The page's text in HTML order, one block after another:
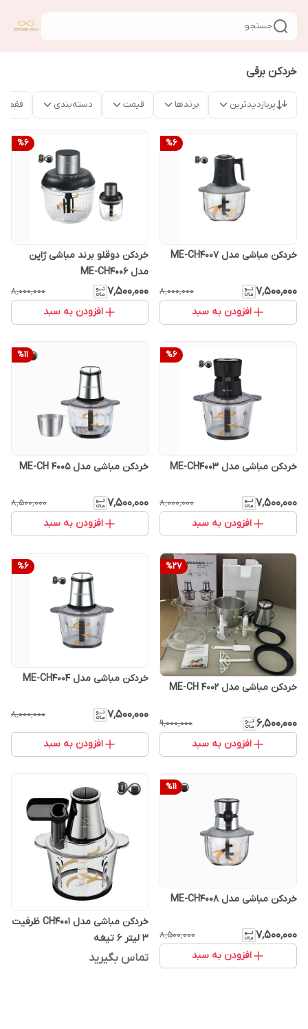
جستجو
خردکن برقی
پربازدیدترین برندها قیمت دسته‌بندی فقط
%6
خردکن مباشی مدل ME-CH4007
۷٬۵۰۰٬۰۰۰ ۸٬۰۰۰٬۰۰۰
افزودن به سبد
%6
خردکن دوقلو برند مباشی ژاپن
مدل ME-CH4006
۷٬۵۰۰٬۰۰۰ ۸٬۰۰۰٬۰۰۰
افزودن به سبد
%6
خردکن مباشی مدل ME-CH4003
۷٬۵۰۰٬۰۰۰ ۸٬۰۰۰٬۰۰۰
افزودن به سبد
%11
خردکن مباشی مدل ME-CH 4005
۷٬۵۰۰٬۰۰۰ ۸٬۵۰۰٬۰۰۰
افزودن به سبد
%27
خردکن مباشی مدل ME-CH 4002
۶٬۵۰۰٬۰۰۰ ۹٬۰۰۰٬۰۰۰
افزودن به سبد
%6
خردکن مباشی مدل ME-CH4004
۷٬۵۰۰٬۰۰۰ ۸٬۰۰۰٬۰۰۰
افزودن به سبد
%11
خردکن مباشی مدل ME-CH4008
۷٬۵۰۰٬۰۰۰ ۸٬۵۰۰٬۰۰۰
افزودن به سبد
خردکن مباشی مدل CH4001 ظرفیت
۳ لیتر ۶ تیغه
تماس بگیرید